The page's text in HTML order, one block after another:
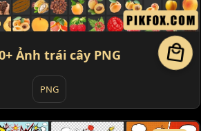
Ảnh trái cây PNG
PNG
local_mall